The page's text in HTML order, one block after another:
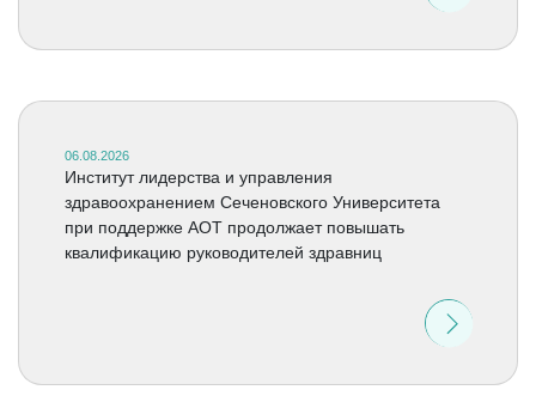
06.08.2026
Институт лидерства и управления
здравоохранением Сеченовского Университета
при поддержке АОТ продолжает повышать
квалификацию руководителей здравниц